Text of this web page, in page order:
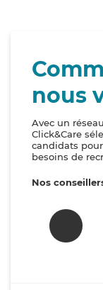
nous
Avec un
Click&Care
candidats
besoins de
Nos